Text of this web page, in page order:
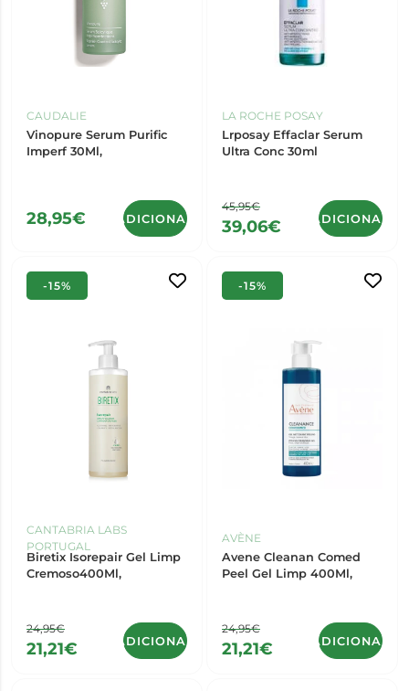
CAUDALIE
Vinopure Serum Purific
Imperf 30Ml,
28,95€ ADICIONAR
LA ROCHE POSAY
Lrposay Effaclar Serum
Ultra Conc 30ml
45,95€
39,06€ ADICIONAR
-15%
CANTABRIA LABS
PORTUGAL
Biretix Isorepair Gel Limp
Cremoso400Ml,
24,95€
21,21€ ADICIONAR
-15%
AVÈNE
Avene Cleanan Comed
Peel Gel Limp 400Ml,
24,95€
21,21€ ADICIONAR